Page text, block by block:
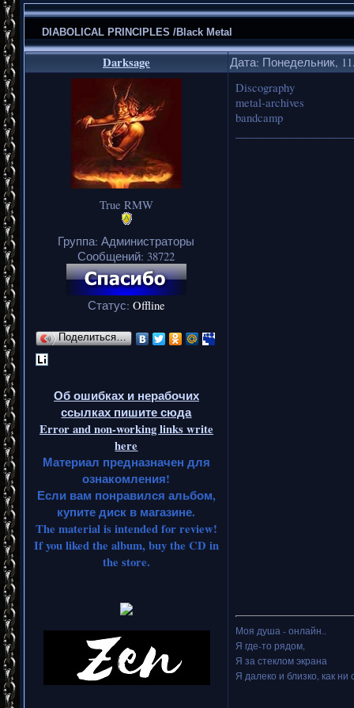
DIABOLICAL PRINCIPLES /Black Metal
Darksage Дата: Понедельник,
True RMW
Группа: Администраторы
Сообщений: 38722
Статус: Offline
Поделиться…
Об ошибках и нерабочих
ссылках пишите сюда
Error and non-working links write
here
Материал предназначен для
ознакомления!
Если вам понравился альбом,
купите диск в магазине.
The material is intended for review!
If you liked the album, buy the CD in
the store.
Discography
metal-archives
bandcamp
Моя душа - онлайн..
Я где-то рядом,
Я за стеклом экрана
Я далеко и близко, как ни